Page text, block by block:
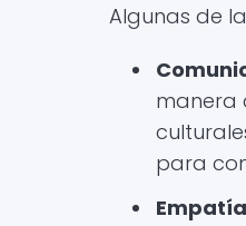
Algunas de
manera
para